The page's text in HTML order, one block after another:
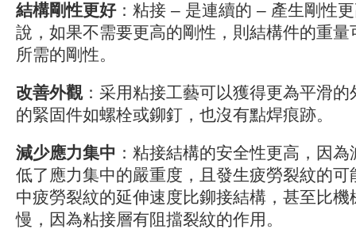
結構剛性更好：粘接 – 是連續的 – 產生剛性
說，如果不需要更高的剛性，則結構件的重
所需的剛性。
改善外觀：采用粘接工藝可以獲得更為平滑
的緊固件如螺栓或鉚釘，也沒有點焊痕跡。
減少應力集中 ：粘接結構的安全性更高，因
低了應力集中的嚴重度，且發生疲勞裂紋的
中疲勞裂紋的延伸速度比鉚接結構，甚至比
慢，因為粘接層有阻擋裂紋的作用。